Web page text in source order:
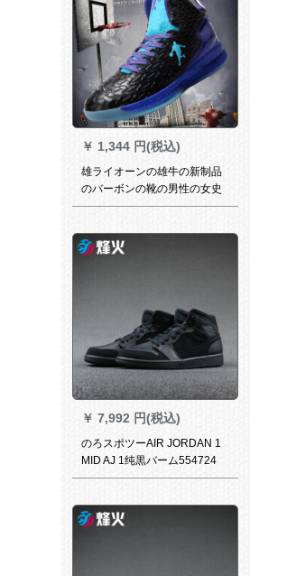
￥ 1,344 円(税込)
雄ライオーンの雄牛の新制品
のバーボンの靴の男性の女史
の春のジェームズのイドコー
を通过する中学生の恋人同士
同士同士の士気の大き
さ。。。。。。。。。。。。。。。。。
￥ 7,992 円(税込)
のろスポツーAIR JORDAN 1
MID AJ 1纯黒バーム554724
554725 064烟台BD 2仓库现